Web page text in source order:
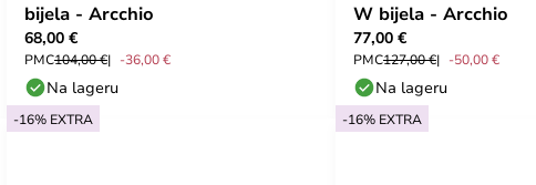
bijela - Arcchio
68,00 €
PMC104,00 € -36,00 €
Na lageru
W bijela - Arcchio
77,00 €
PMC127,00 € -50,00 €
Na lageru
-16% EXTRA -16% EXTRA